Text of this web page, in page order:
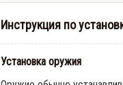
Инструкция по
Установка оружия